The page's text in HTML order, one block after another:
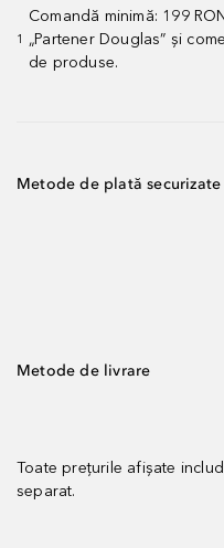
1
Comandă minimă: 199
„Partener Douglas” și
de produse.
Metode de plată securizate
Metode de livrare
Toate prețurile afișate
separat.